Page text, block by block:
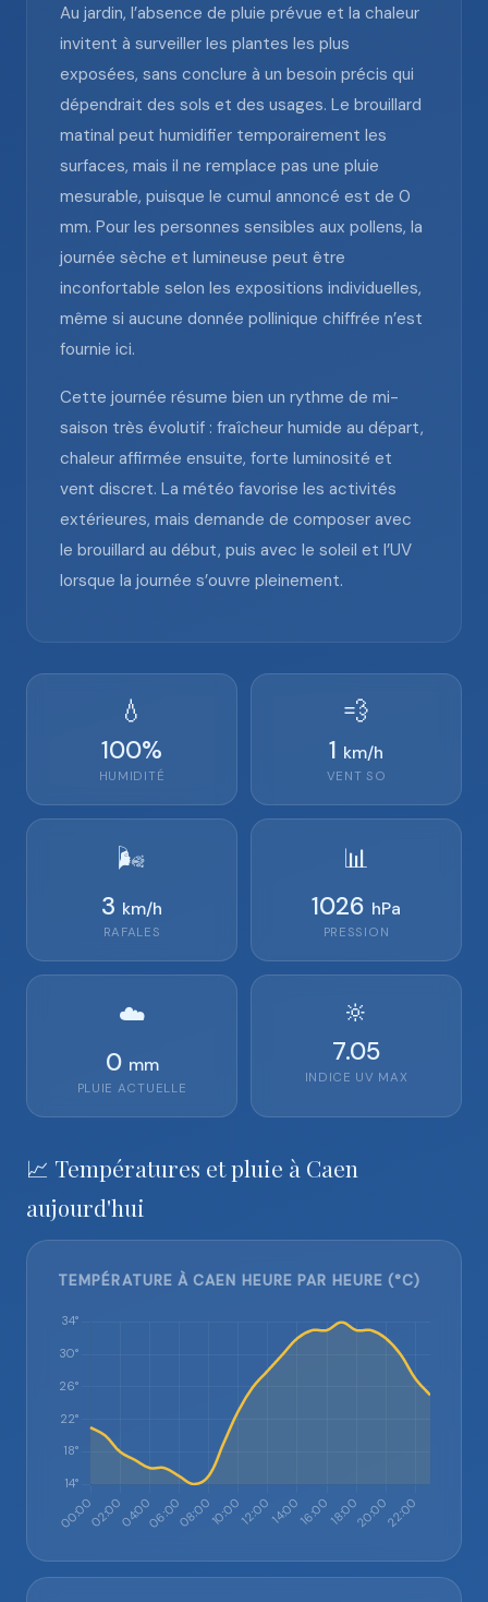
Au jardin, l’absence de pluie prévue et la chaleur
invitent à surveiller les plantes les plus
exposées, sans conclure à un besoin précis qui
dépendrait des sols et des usages. Le brouillard
matinal peut humidifier temporairement les
surfaces, mais il ne remplace pas une pluie
mesurable, puisque le cumul annoncé est de 0
mm. Pour les personnes sensibles aux pollens, la
journée sèche et lumineuse peut être
inconfortable selon les expositions individuelles,
même si aucune donnée pollinique chiffrée n’est
fournie ici.
Cette journée résume bien un rythme de mi-
saison très évolutif : fraîcheur humide au départ,
chaleur affirmée ensuite, forte luminosité et
vent discret. La météo favorise les activités
extérieures, mais demande de composer avec
le brouillard au début, puis avec le soleil et l’UV
lorsque la journée s’ouvre pleinement.
💧
100%
HUMIDITÉ
💨
1 km/h
VENT SO
🌬️
3 km/h
RAFALES
📊
1026 hPa
PRESSION
☁️
0 mm
PLUIE ACTUELLE
🔆
7.05
INDICE UV MAX
📈 Températures et pluie à Caen
aujourd'hui
TEMPÉRATURE À CAEN HEURE PAR HEURE (°C)